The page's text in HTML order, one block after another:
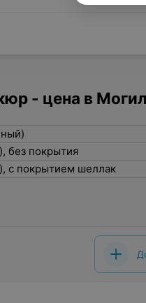
- цена в
без покрытия
с покрытием шеллак